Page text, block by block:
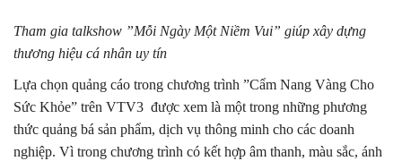
Tham gia talkshow ”Mỗi Ngày Một Niềm Vui” giúp xây dựng
thương hiệu cá nhân uy tín
Lựa chọn quảng cáo trong chương trình ”Cẩm Nang Vàng Cho
Sức Khỏe” trên VTV3 được xem là một trong những phương
thức quảng bá sản phẩm, dịch vụ thông minh cho các doanh
nghiệp. Vì trong chương trình có kết hợp âm thanh, màu sắc, ánh